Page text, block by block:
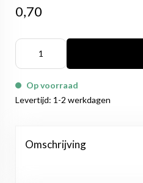
0,70
Op voorraad
Levertijd: 1-2 werkdagen
Omschrijving